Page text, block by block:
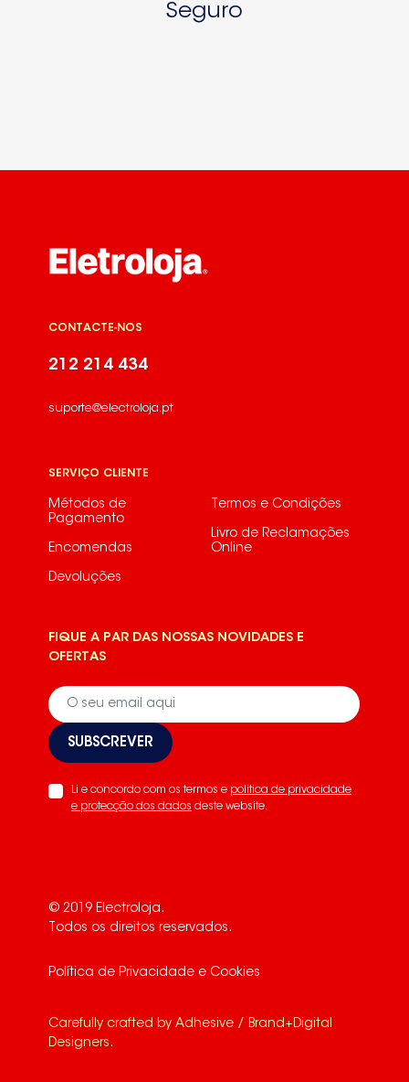
Seguro
CONTACTE-NOS
212 214 434
suporte@electroloja.pt
SERVIÇO CLIENTE
Métodos de
Pagamento
Encomendas
Devoluções
Termos e Condições
Livro de Reclamações
Online
FIQUE A PAR DAS NOSSAS NOVIDADES E
OFERTAS
SUBSCREVER
Li e concordo com os termos e politica de privacidade
e protecção dos dados deste website.
© 2019 Electroloja.
Todos os direitos reservados.
Política de Privacidade e Cookies
Carefully crafted byAdhesive / Brand+Digital
Designers .